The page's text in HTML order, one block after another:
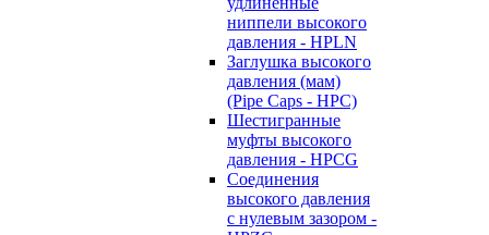
ниппели высокого
давления - HPLN
Заглушка высокого
давления (мам)
(Pipe Caps - HPC)
Шестигранные
муфты высокого
давления - HPCG
Соединения
высокого давления
с нулевым зазором -